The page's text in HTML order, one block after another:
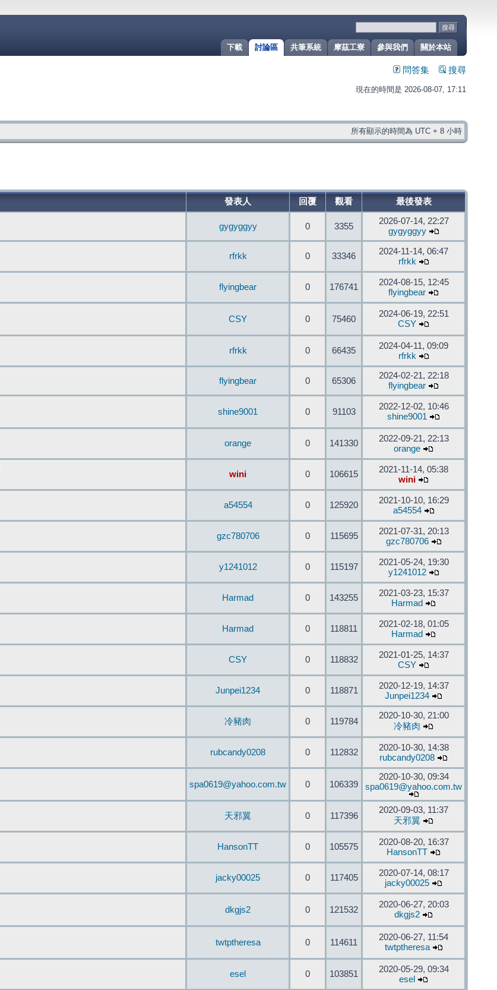
關於本站
參與我們
摩茲工寮
共筆系統
討論區
下載
問答集 搜尋
現在的時間是 2026-08-07, 17:11
所有顯示的時間為 UTC + 8 小時
發表人 回覆 觀看 最後發表
gygyggyy 0 3355
2026-07-14, 22:27
gygyggyy
rfrkk 0 33346
2024-11-14, 06:47
rfrkk
flyingbear 0 176741
2024-08-15, 12:45
flyingbear
CSY 0 75460
2024-06-19, 22:51
CSY
rfrkk 0 66435
2024-04-11, 09:09
rfrkk
flyingbear 0 65306
2024-02-21, 22:18
flyingbear
shine9001 0 91103
2022-12-02, 10:46
shine9001
orange 0 141330
2022-09-21, 22:13
orange
wini 0 106615
2021-11-14, 05:38
wini
a54554 0 125920
2021-10-10, 16:29
a54554
gzc780706 0 115695
2021-07-31, 20:13
gzc780706
y1241012 0 115197
2021-05-24, 19:30
y1241012
Harmad 0 143255
2021-03-23, 15:37
Harmad
Harmad 0 118811
2021-02-18, 01:05
Harmad
CSY 0 118832
2021-01-25, 14:37
CSY
Junpei1234 0 118871
2020-12-19, 14:37
Junpei1234
冷豬肉 0 119784
2020-10-30, 21:00
冷豬肉
rubcandy0208 0 112832
2020-10-30, 14:38
rubcandy0208
spa0619@yahoo.com.tw 0 106339
2020-10-30, 09:34
spa0619@yahoo.com.tw
天邪翼 0 117396
2020-09-03, 11:37
天邪翼
HansonTT 0 105575
2020-08-20, 16:37
HansonTT
jacky00025 0 117405
2020-07-14, 08:17
jacky00025
dkgjs2 0 121532
2020-06-27, 20:03
dkgjs2
twtptheresa 0 114611
2020-06-27, 11:54
twtptheresa
esel 0 103851
2020-05-29, 09:34
esel